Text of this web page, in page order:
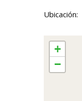
Ubicación:
+
−